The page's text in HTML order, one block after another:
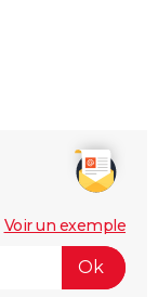
Voir un exemple